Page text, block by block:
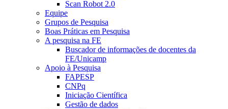
Scan Robot 2.0
Equipe
Grupos de Pesquisa
Boas Práticas em Pesquisa
A pesquisa na FE
Buscador de informações de docentes da
FE/Unicamp
Apoio à Pesquisa
FAPESP
CNPq
Iniciação Científica
Gestão de dados